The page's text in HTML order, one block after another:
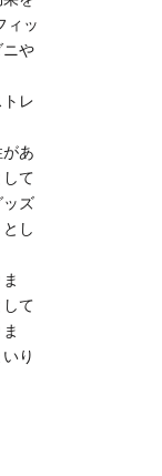
ィッ
や
レ
あ
て
ズ
し
て
り